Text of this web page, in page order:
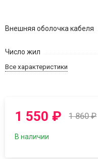
Внешняя оболочка кабеля
Число жил
Все характеристики
1 550₽ 1 860₽
В наличии